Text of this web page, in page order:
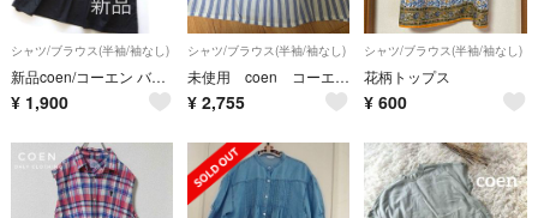
シャツ/ブラウス(半袖/袖なし)
新品coen/コーエン バックリボンボリューム袖ブラウス/BK
¥ 1,900
シャツ/ブラウス(半袖/袖なし)
未使用 coen コーエン レディース シャツブラウス
¥ 2,755
シャツ/ブラウス(半袖/袖なし)
花柄トップス
¥ 600